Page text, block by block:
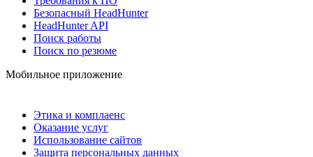
Безопасный HeadHunter
HeadHunter API
Поиск работы
Поиск по резюме
Мобильное приложение
Этика и комплаенс
Оказание услуг
Использование сайтов
Защита персональных данных